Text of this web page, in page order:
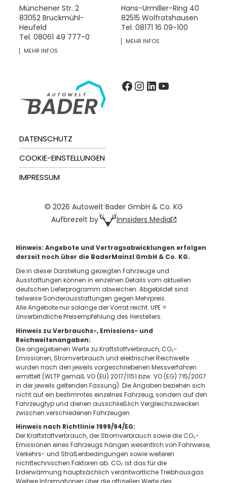
Münchener Str. 2
83052 Bruckmühl-
Heufeld
Tel.08061 49 777-0
MEHR INFOS
Hans-Urmiller-Ring 40
82515 Wolfratshausen
Tel. 08171 16 09-100
MEHR INFOS
Facebook
Instagram
LinkedIn
YouTube
DATENSCHUTZ
COOKIE-EINSTELLUNGEN
IMPRESSUM
© 2026 Autowelt Bader GmbH & Co. KG
Aufbrezelt by
Innsiders Media
Hinweis: Angebote und Vertragsabwicklungen erfolgen
derzeit noch über die BaderMainzl GmbH & Co. KG.
Die in dieser Darstellung gezeigten Fahrzeuge und
Ausstattungen können in einzelnen Details vom aktuellen
deutschen Lieferprogramm abweichen. Abgebildet sind
teilweise Sonderausstattungen gegen Mehrpreis.
Alle Angebote nur solange der Vorrat reicht. UPE =
Unverbindliche Preisempfehlung des Herstellers.
Hinweis zu Verbrauchs-, Emissions- und
Reichweitenangaben:
Die angegebenen Werte zu Kraftstoffverbrauch, CO₂-
Emissionen, Stromverbrauch und elektrischer Reichweite
wurden nach den jeweils vorgeschriebenen Messverfahren
ermittelt (WLTP gemäß VO (EU) 2017/1151 bzw. VO (EG) 715/2007
in der jeweils geltenden Fassung). Die Angaben beziehen sich
nicht auf ein bestimmtes einzelnes Fahrzeug, sondern auf den
Fahrzeugtyp und dienen ausschließlich Vergleichszwecken
zwischen verschiedenen Fahrzeugen.
Hinweis nach Richtlinie 1999/94/EG:
Der Kraftstoffverbrauch, der Stromverbrauch sowie die CO₂-
Emissionen eines Fahrzeugs hängen wesentlich von Fahrweise,
Verkehrs- und Straßenbedingungen sowie weiteren
nichttechnischen Faktoren ab. CO₂ ist das für die
Erderwärmung hauptsächlich verantwortliche Treibhausgas.